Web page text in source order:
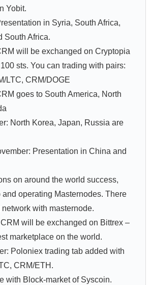
Yobit.
in Syria, South Africa,
South Africa.
will be exchanged on Cryptopia
sts. You can trading with pairs:
LTC, CRM/DOGE
goes to South America, North
North Korea, Japan, Russia are
Presentation in China and
on around the world success,
operating Masternodes. There
with masternode.
will be exchanged on Bittrex –
marketplace on the world.
Poloniex trading tab added with
CRM/ETH.
with Block-market of Syscoin.